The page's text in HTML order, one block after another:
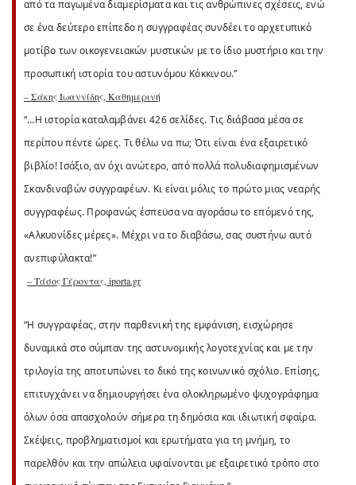
από τα παγωμένα διαμερίσματα και τις ανθρώπινες σχέσεις, ενώ
σε ένα δεύτερο επίπεδο η συγγραφέας συνδέει το αρχετυπικό
μοτίβο των οικογενειακών μυστικών με το ίδιο μυστήριο και την
προσωπική ιστορία του αστυνόμου Κόκκινου.”
– Σάκης Ιωαννίδης, Καθημερινή
“…Η ιστορία καταλαμβάνει 426 σελίδες. Τις διάβασα μέσα σε
περίπου πέντε ώρες. Τι θέλω να πω; Ότι είναι ένα εξαιρετικό
βιβλίο! Ισάξιο, αν όχι ανώτερο, από πολλά πολυδιαφημισμένων
Σκανδιναβών συγγραφέων. Κι είναι μόλις το πρώτο μιας νεαρής
συγγραφέως. Προφανώς έσπευσα να αγοράσω το επόμενό της,
«Αλκυονίδες μέρες». Μέχρι να το διαβάσω, σας συστήνω αυτό
ανεπιφύλακτα!”
– Τάσος Γέροντας, iporta.gr
“Η συγγραφέας, στην παρθενική της εμφάνιση, εισχώρησε
δυναμικά στο σύμπαν της αστυνομικής λογοτεχνίας και με την
τριλογία της αποτυπώνει το δικό της κοινωνικό σχόλιο. Επίσης,
επιτυγχάνει να δημιουργήσει ένα ολοκληρωμένο ψυχογράφημα
όλων όσα απασχολούν σήμερα τη δημόσια και ιδιωτική σφαίρα.
Σκέψεις, προβληματισμοί και ερωτήματα για τη μνήμη, το
παρελθόν και την απώλεια υφαίνονται με εξαιρετικό τρόπο στο